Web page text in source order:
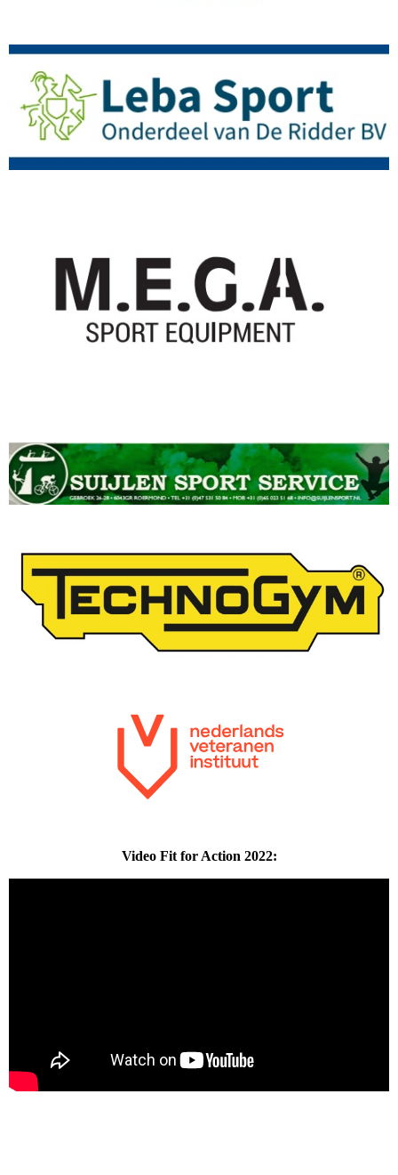
Video Fit for Action 2022: